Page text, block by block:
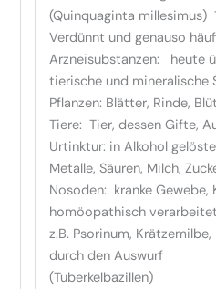
(Quinquaginta millesimus)
Verdünnt und genauso
Arzneisubstanzen: heute
tierische und mineralische
Pflanzen: Blätter, Rinde,
Tiere: Tier, dessen Gifte,
Urtinktur: in Alkohol
Metalle, Säuren, Milch,
Nosoden: kranke Gewebe,
homöopathisch verarbeitet
z.B. Psorinum,
durch den Auswurf
(Tuberkelbazillen)